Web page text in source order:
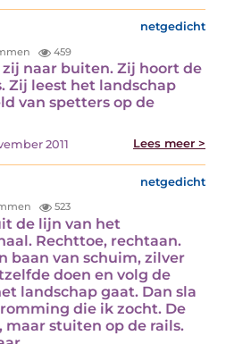
netgedicht
459
naar buiten. Zij hoort de
Zij leest het landschap
van spetters op de
2011 Lees meer >
netgedicht
523
de lijn van het
Rechttoe, rechtaan.
baan van schuim, zilver
doen en volg de
landschap gaat. Dan sla
die ik zocht. De
maar stuiten op de rails.